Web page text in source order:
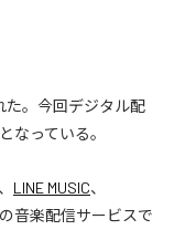
た。今回デジタル配
なっている。
、 LINE MUSIC、
音楽配信サービスで